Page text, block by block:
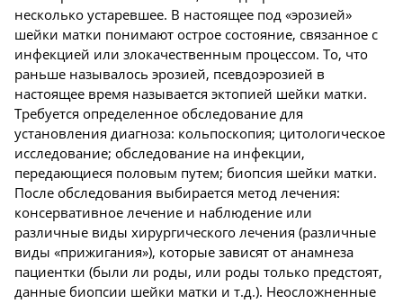
несколько устаревшее. В настоящее под «эрозией»
шейки матки понимают острое состояние, связанное с
инфекцией или злокачественным процессом. То, что
раньше называлось эрозией, псевдоэрозией в
настоящее время называется эктопией шейки матки.
Требуется определенное обследование для
установления диагноза: кольпоскопия; цитологическое
исследование; обследование на инфекции,
передающиеся половым путем; биопсия шейки матки.
После обследования выбирается метод лечения:
консервативное лечение и наблюдение или
различные виды хирургического лечения (различные
виды «прижигания»), которые зависят от анамнеза
пациентки (были ли роды, или роды только предстоят,
данные биопсии шейки матки и т.д.). Неосложненные